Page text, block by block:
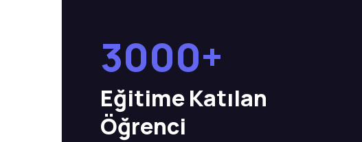
3000+
Eğitime Katılan
Öğrenci